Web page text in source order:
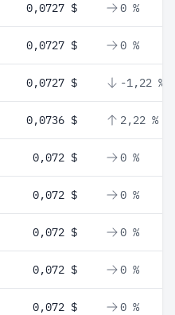
0,0727 $ 0 %
0,0727 $ 0 %
0,0727 $ -1,22 %
0,0736 $ 2,22 %
0,072 $ 0 %
0,072 $ 0 %
0,072 $ 0 %
0,072 $ 0 %
0,072 $ 0 %